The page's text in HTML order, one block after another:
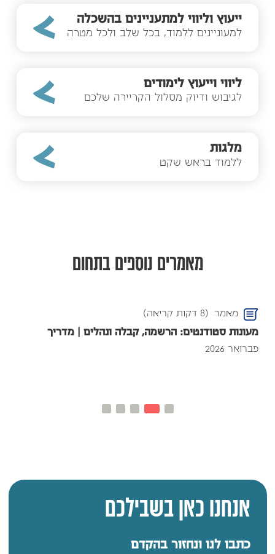
ייעוץ וליווי למתעניינים בהשכלה
למעוניינים ללמוד, בכל שלב ולכל מטרה
ליווי וייעוץ לימודים
לגיבוש ודיוק מסלול הקריירה שלכם
מלגות
ללמוד בראש שקט
מאמרים נוספים בתחום
מאמר (8 דקות קריאה)
מעונות סטודנטים: הרשמה, קבלה ונהלים | מדריך
פברואר 2026
אנחנו כאן בשבילכם
כתבו לנו ונחזור בהקדם